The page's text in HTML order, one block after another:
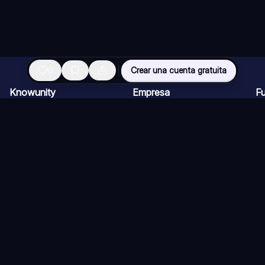
Crear una cuenta gratuita
Knowunity Empresa